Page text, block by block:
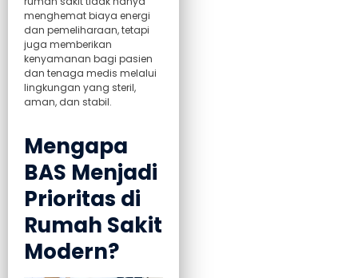
menghemat biaya energi
dan pemeliharaan, tetapi
juga memberikan
kenyamanan bagi pasien
dan tenaga medis melalui
lingkungan yang steril,
aman, dan stabil.
Mengapa
BAS Menjadi
Prioritas di
Rumah Sakit
Modern?